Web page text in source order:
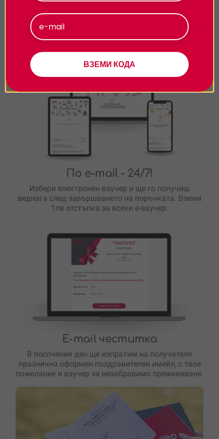
Подарявай модерно
По e-mail - 24/7!
Избери електронен ваучер и ще го получиш
веднага след завършването на поръчката. Вземи
1лв отстъпка за всеки е-ваучер.
E-mail честитка
В посочения ден ще изпратим на получателя
празнично оформен поздравителен имейл, с твое
пожелание и ваучер за незабравимо преживяване.
ВЗЕМИ КОДА
Приемам